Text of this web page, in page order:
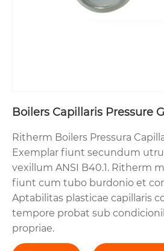
Boilers Capillaris Pressure
Ritherm Boilers Pressura
Exemplar fiunt secundum
vexillum ANSI B40.1. Ritherm
fiunt cum tubo burdonio et
Aptabilitas plasticae capillaris
tempore probat sub
propriae.